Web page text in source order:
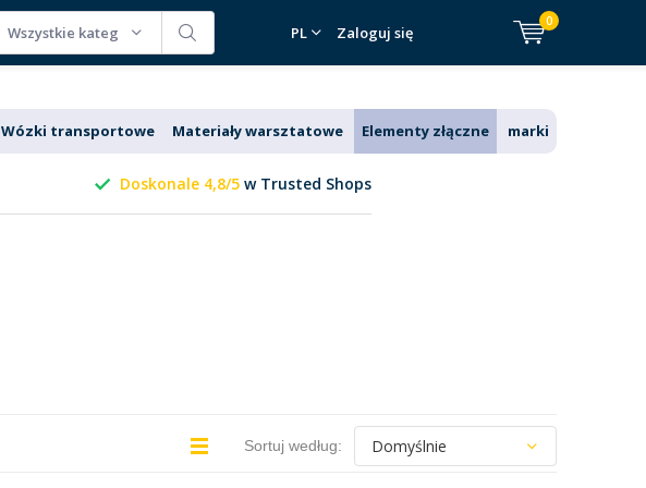
Wszystkie kategorie PL Zaloguj się
0
Wózki transportowe Materiały warsztatowe Elementy złączne marki
Doskonale 4,8/5 w Trusted Shops
Sortuj według: